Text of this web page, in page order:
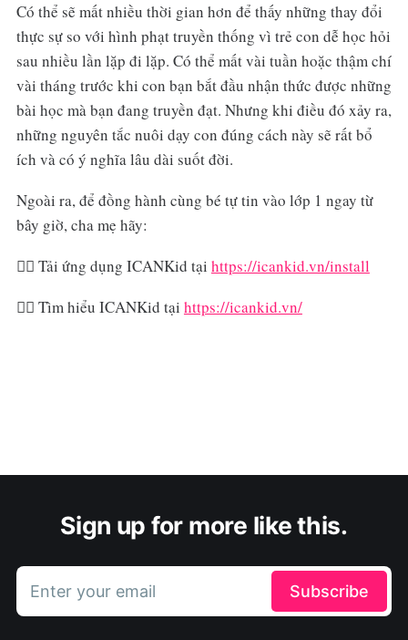
Có thể sẽ mất nhiều thời gian hơn để thấy những thay đổi
thực sự so với hình phạt truyền thống vì trẻ con dễ học hỏi
sau nhiều lần lặp đi lặp. Có thể mất vài tuần hoặc thậm chí
vài tháng trước khi con bạn bắt đầu nhận thức được những
bài học mà bạn đang truyền đạt. Nhưng khi điều đó xảy ra,
những nguyên tắc nuôi dạy con đúng cách này sẽ rất bổ
ích và có ý nghĩa lâu dài suốt đời.
Ngoài ra, để đồng hành cùng bé tự tin vào lớp 1 ngay từ
bây giờ, cha mẹ hãy:
👉🏼 Tải ứng dụng ICANKid tại https://icankid.vn/install
👉🏼 Tìm hiểu ICANKid tại https://icankid.vn/
Sign up for more like this.
Enter your email Subscribe